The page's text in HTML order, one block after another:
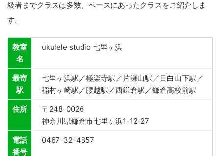
級者までクラスは多数、ペースにあったクラスをご紹介しま
す。
教室
名
ukulele studio 七里ヶ浜
最寄
駅
七里ヶ浜駅／極楽寺駅／片瀬山駅／目白山下駅／
稲村ヶ崎駅／腰越駅／西鎌倉駅／鎌倉高校前駅
住所
〒248-0026
神奈川県鎌倉市七里ヶ浜1-12-27
電話
番号
0467-32-4857